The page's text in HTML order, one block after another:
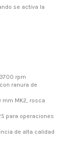
se activa la
rpm
ranura de
mm MK2, rosca
para operaciones
de alta calidad